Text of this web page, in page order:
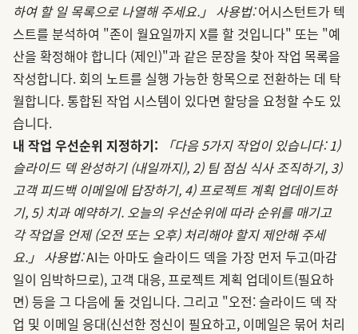
하여 할 일 목록으로 나열해 주세요.」 사용법:어시스턴트가 텍
스트를 분석하여 "존이 월요일까지 X를 할 것입니다" 또는 "예
산을 확정해야 합니다 (제인)"과 같은 문장을 찾아 작업 목록을
작성합니다. 회의 노트를 실행 가능한 항목으로 전환하는 데 탁
월합니다. 통합된 작업 시스템이 있다면 할당을 요청할 수도 있
습니다.
내 작업 우선순위 지정하기:
「다음 5가지 작업이 있습니다: 1)
슬라이드 덱 완성하기 (내일까지), 2) 팀 점심 식사 조직하기, 3)
고객 피드백 이메일에 답장하기, 4) 프로젝트 계획 업데이트하
기, 5) 치과 예약하기. 오늘의 우선순위에 따라 순위를 매기고
각 작업을 언제 (오전 또는 오후) 처리해야 할지 제안해 주세
요.」 사용법:AI는 아마도 슬라이드 덱을 가장 먼저 두고(마감
일이 임박하므로), 고객 대응, 프로젝트 계획 업데이트(필요하
면) 등을 그 다음에 둘 것입니다. 그리고 "오전: 슬라이드 덱 작
업 및 이메일 응대(신선한 정신이 필요하고, 이메일은 묶어 처리